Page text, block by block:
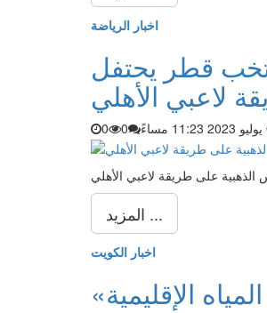
اخبار الرياضة
قطر يحتفل
لاعبي الأهلي
0
0
على طريقة لاعبي الأهلي
المزيد ...
اخبار الكويت
الإقليمية